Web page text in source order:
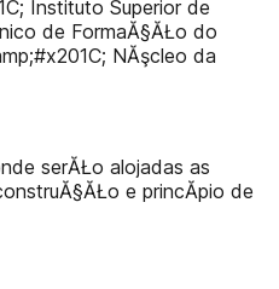
Instituto Superior de
de FormaĂ§ĂŁo do
NĂşcleo da
serĂŁo alojadas as
e princĂ­pio de